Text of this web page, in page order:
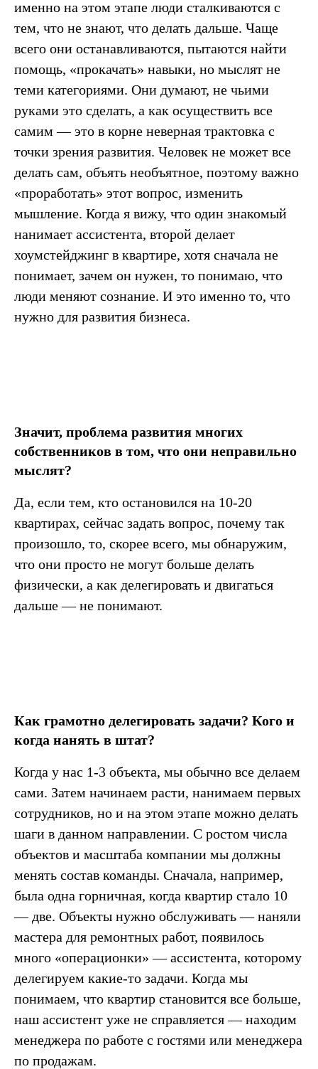
именно на этом этапе люди сталкиваются с
тем, что не знают, что делать дальше. Чаще
всего они останавливаются, пытаются найти
помощь, «прокачать» навыки, но мыслят не
теми категориями. Они думают, не чьими
руками это сделать, а как осуществить все
самим — это в корне неверная трактовка с
точки зрения развития. Человек не может все
делать сам, объять необъятное, поэтому важно
«проработать» этот вопрос, изменить
мышление. Когда я вижу, что один знакомый
нанимает ассистента, второй делает
хоумстейджинг в квартире, хотя сначала не
понимает, зачем он нужен, то понимаю, что
люди меняют сознание. И это именно то, что
нужно для развития бизнеса.
Значит, проблема развития многих
собственников в том, что они неправильно
мыслят?
Да, если тем, кто остановился на 10-20
квартирах, сейчас задать вопрос, почему так
произошло, то, скорее всего, мы обнаружим,
что они просто не могут больше делать
физически, а как делегировать и двигаться
дальше — не понимают.
Как грамотно делегировать задачи? Кого и
когда нанять в штат?
Когда у нас 1-3 объекта, мы обычно все делаем
сами. Затем начинаем расти, нанимаем первых
сотрудников, но и на этом этапе можно делать
шаги в данном направлении. С ростом числа
объектов и масштаба компании мы должны
менять состав команды. Сначала, например,
была одна горничная, когда квартир стало 10
— две. Объекты нужно обслуживать — наняли
мастера для ремонтных работ, появилось
много «операционки» — ассистента, которому
делегируем какие-то задачи. Когда мы
понимаем, что квартир становится все больше,
наш ассистент уже не справляется — находим
менеджера по работе с гостями или менеджера
по продажам.